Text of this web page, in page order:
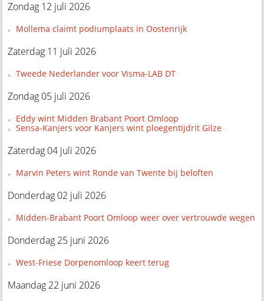
Zondag 12 juli 2026
Mollema claimt podiumplaats in Oostenrijk
Zaterdag 11 juli 2026
Tweede Nederlander voor Visma-LAB DT
Zondag 05 juli 2026
Eddy wint Midden Brabant Poort Omloop
Sensa-Kanjers voor Kanjers wint ploegentijdrit Gilze
Zaterdag 04 juli 2026
Marvin Peters wint Ronde van Twente bij beloften
Donderdag 02 juli 2026
Midden-Brabant Poort Omloop weer over vertrouwde wegen
Donderdag 25 juni 2026
West-Friese Dorpenomloop keert terug
Maandag 22 juni 2026